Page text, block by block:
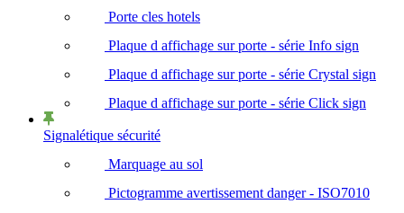
Porte cles hotels
Plaque d affichage sur porte - série Info sign
Plaque d affichage sur porte - série Crystal sign
Plaque d affichage sur porte - série Click sign
Signalétique sécurité
Marquage au sol
Pictogramme avertissement danger - ISO7010